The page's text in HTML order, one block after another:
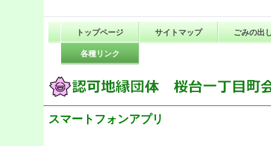
トップページ サイトマップ ごみの出
各種リンク
スマートフォンアプリ